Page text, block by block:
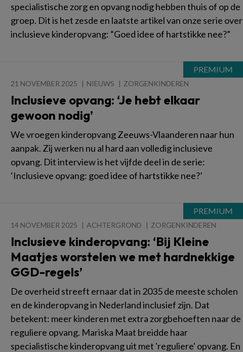
specialistische zorg en opvang nodig hebben thuis of op de
groep. Dit is het zesde en laatste artikel van onze serie over
inclusieve kinderopvang: “Goed idee of hartstikke nee?”
21 NOVEMBER 2025 NIEUWS ZORGENKINDEREN
Inclusieve opvang: ‘Je hebt elkaar
gewoon nodig’
We vroegen kinderopvang Zeeuws-Vlaanderen naar hun
aanpak. Zij werken nu al hard aan volledig inclusieve
opvang. Dit interview is het vijfde deel in de serie:
‘Inclusieve opvang: goed idee of hartstikke nee?’
14 NOVEMBER 2025 ACHTERGROND ZORGENKINDEREN
Inclusieve kinderopvang: ‘Bij Kleine
Maatjes worstelen we met hardnekkige
GGD-regels’
De overheid streeft ernaar dat in 2035 de meeste scholen
en de kinderopvang in Nederland inclusief zijn. Dat
betekent: meer kinderen met extra zorgbehoeften naar de
reguliere opvang. Mariska Maat breidde haar
specialistische kinderopvang uit met 'reguliere' opvang. En